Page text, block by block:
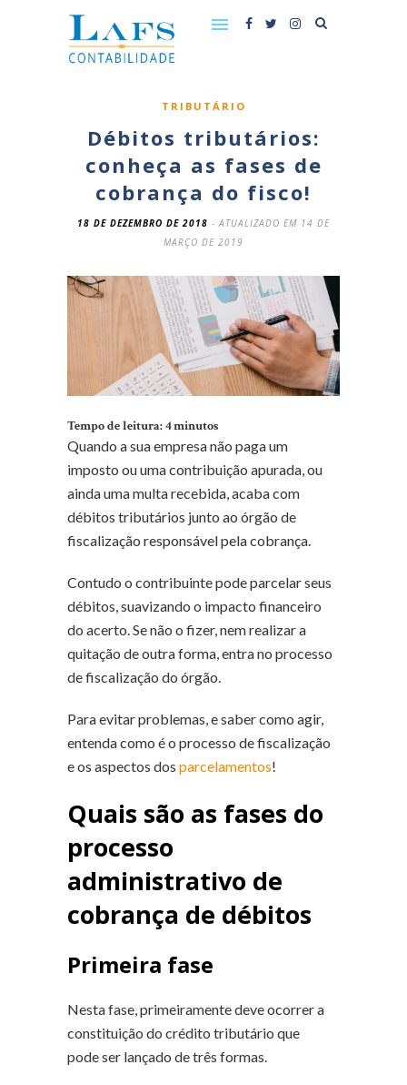
TRIBUTÁRIO
Débitos tributários:
conheça as fases de
cobrança do fisco!
18 DE DEZEMBRO DE 2018 - ATUALIZADO EM 14 DE
MARÇO DE 2019
Tempo de leitura:4minutos
Quando a sua empresa não paga um
imposto ou uma contribuição apurada, ou
ainda uma multa recebida, acaba com
débitos tributários junto ao órgão de
fiscalização responsável pela cobrança.
Contudo o contribuinte pode parcelar seus
débitos, suavizando o impacto financeiro
do acerto. Se não o fizer, nem realizar a
quitação de outra forma, entra no processo
de fiscalização do órgão.
Para evitar problemas, e saber como agir,
entenda como é o processo de fiscalização
e os aspectos dos parcelamentos!
Quais são as fases do
processo
administrativo de
cobrança de débitos
Primeira fase
Nesta fase, primeiramente deve ocorrer a
constituição do crédito tributário que
pode ser lançado de três formas.